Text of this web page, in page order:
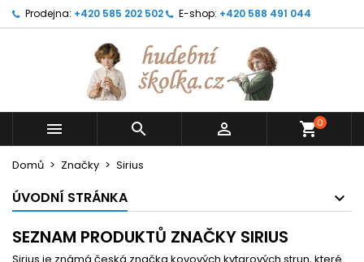
Prodejna: +420 585 202 502 E-shop: +420 588 491 044
   shopping_cart0
Domů Značky Sirius
ÚVODNÍ STRÁNKA
SEZNAM PRODUKTŮ ZNAČKY SIRIUS